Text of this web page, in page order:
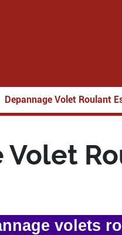
Depannage Volet Roulant
Volet
volets